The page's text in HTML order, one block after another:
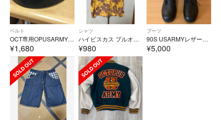
ベルト
OCT専用OPUSARMY（オクトパスアーミー）革ベルト 黒 76cm～86cm
¥1,680
シャツ
ハイビスカス プルオーバー アロハシャツ☆OCTOPUS ARMY ☆
¥980
ブーツ
90S USARMYレザーコンバットブーツ サイズ : 25cm
¥5,000